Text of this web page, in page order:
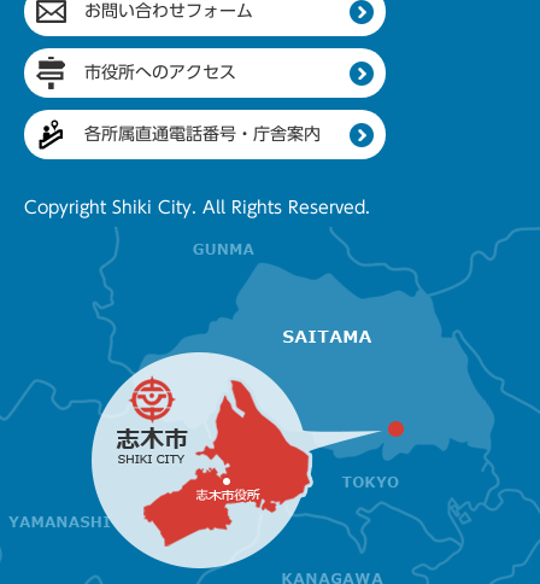
お問い合わせフォーム
市役所へのアクセス
各所属直通電話番号・庁舎案内
Copyright Shiki City. All Rights Reserved.